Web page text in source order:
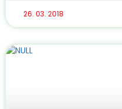
26. 03. 2018